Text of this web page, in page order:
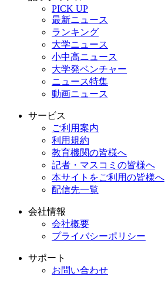
PICK UP
最新ニュース
ランキング
大学ニュース
小中高ニュース
大学発ベンチャー
ニュース特集
動画ニュース
サービス
ご利用案内
利用規約
教育機関の皆様へ
記者・マスコミの皆様へ
本サイトをご利用の皆様へ
配信先一覧
会社情報
会社概要
プライバシーポリシー
サポート
お問い合わせ